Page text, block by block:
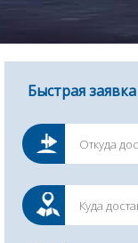
Быстрая заявка